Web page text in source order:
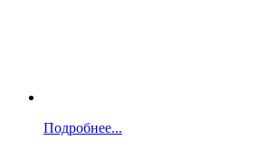
Подробнее...